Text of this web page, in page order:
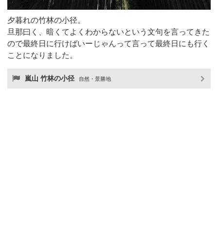
夕暮れの竹林の小径。
旦那曰く、暗くてよくわからないという文句を言ってきた
ので最終日に行けばいーじゃんって言って最終日にも行く
ことになりました。
嵐山 竹林の小径 自然・景勝地